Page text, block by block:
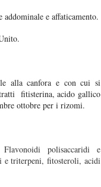
e affaticamento.
alla canfora e con cui si
fitisterina, acido gallico
ottobre per i rizomi.
polisaccaridi e
e triterpeni, fitosteroli, acidi